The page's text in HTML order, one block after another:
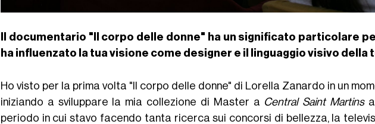
Il documentario "Il corpo delle donne" ha un significato particolare
ha influenzato la tua visione come designer e il linguaggio visivo della
Ho visto per la prima volta "Il corpo delle donne" di Lorella Zanardo in un
iniziando a sviluppare la mia collezione di Master a Central Saint Martinsa
periodo in cui stavo facendo tanta ricerca sui concorsi di bellezza, la